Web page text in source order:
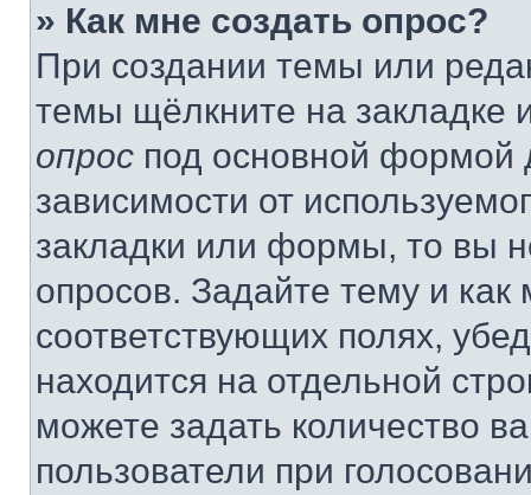
» Как мне создать опрос?
При создании темы или
темы щёлкните на
опрос под основной формой
зависимости от
закладки или формы, то вы
опросов. Задайте тему и
соответствующих полях,
находится на отдельной
можете задать количество
пользователи при